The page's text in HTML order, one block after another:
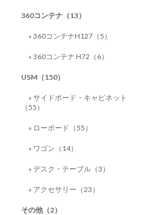
360コンテナ（13）
» 360コンテナH127（5）
» 360コンテナ H72（6）
USM（150）
» サイドボード・キャビネット
（55）
» ローボード（55）
» ワゴン（14）
» デスク・テーブル（3）
» アクセサリー（23）
その他（2）